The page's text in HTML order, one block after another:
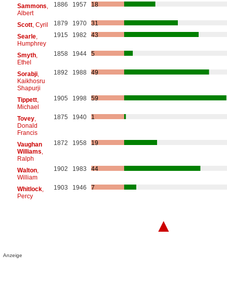
Sammons
Albert
1886 1957 18
Scott, Cyril 1879 1970
31
Searle,
Humphrey
1915 1982 43
Smyth,
Ethel
1858 1944 5
Sorabji,
Kaikhosru
Shapurji
1892 1988 49
Tippett,
Michael
1905 1998 59
Tovey,
Donald
Francis
1875 1940 1
Vaughan
Williams
Ralph
1872 1958 19
Walton,
William
1902 1983 44
Whitlock,
Percy
1903 1946 7
▲
Anzeige